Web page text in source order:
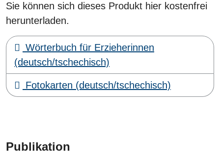
Sie können sich dieses Produkt hier kostenfrei
herunterladen.
Wörterbuch für Erzieherinnen
(deutsch/tschechisch)
Fotokarten (deutsch/tschechisch)
Publikation